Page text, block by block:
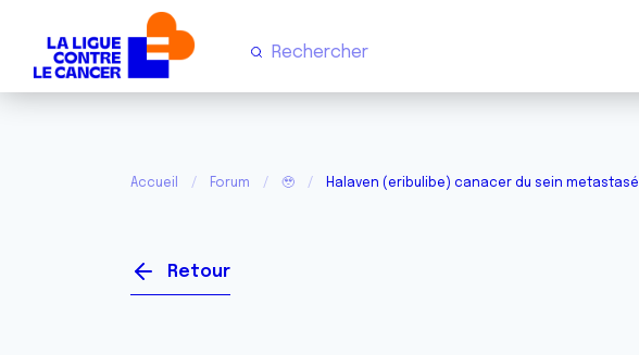
Accueil Forum 🥹 Halaven (eribulibe) canacer du sein metastasé
Retour